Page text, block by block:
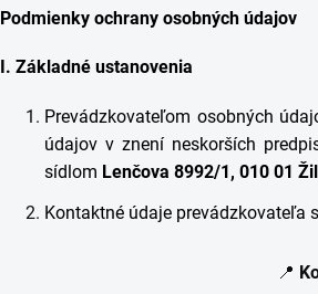
Podmienky ochrany osobných údajov
I. Základné ustanovenia
Prevádzkovateľom osobných
údajov v znení neskorších
sídlom Lenčova 8992/1, 010 01
Kontaktné údaje prevádzkovateľa
📍